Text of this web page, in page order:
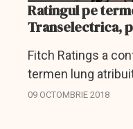
Ratingul pe
Transelectrica,
Fitch Ratings a
termen lung
de energie
09 OCTOMBRIE 2018